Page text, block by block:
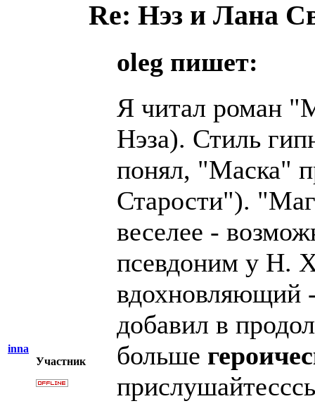
inna
Участник
Re: Нэз и Лана
oleg пишет:
Я читал роман
Нэза). Стиль
понял, "Маска"
Старости").
веселее -
псевдоним у Н.
вдохновляющий
добавил в
больше